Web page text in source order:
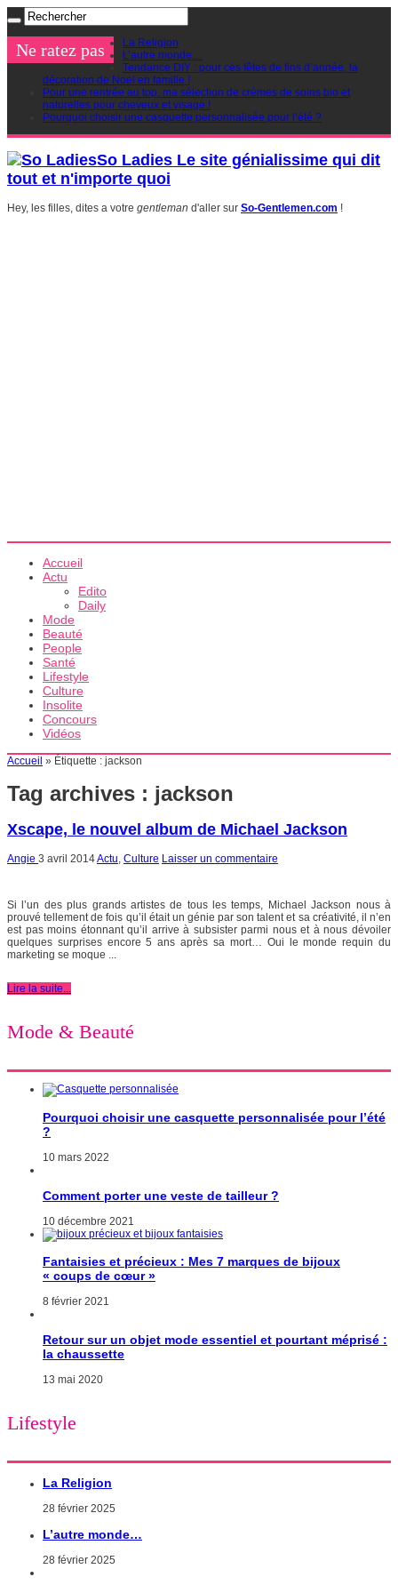
Ne ratez pas
La Religion
L’autre monde…
Tendance DIY : pour ces fêtes de fins d’année, la
décoration de Noel en famille !
Pour une rentrée au top, ma sélection de crèmes de soins bio et
naturelles pour cheveux et visage !
Pourquoi choisir une casquette personnalisée pour l’été ?
So Ladies Le site génialissime qui dit
tout et n'importe quoi
Hey, les filles, dites a votre gentleman d'aller sur So-Gentlemen.com !
Accueil
Actu
Edito
Daily
Mode
Beauté
People
Santé
Lifestyle
Culture
Insolite
Concours
Vidéos
Accueil » Étiquette : jackson
Tag archives : jackson
Xscape, le nouvel album de Michael Jackson
Angie 3 avril 2014Actu, Culture Laisser un commentaire
Si l’un des plus grands artistes de tous les temps, Michael Jackson nous à
prouvé tellement de fois qu’il était un génie par son talent et sa créativité, il n’en
est pas moins étonnant qu’il arrive à subsister parmi nous et à nous dévoiler
quelques surprises encore 5 ans après sa mort… Oui le monde requin du
marketing se moque ...
Lire la suite...
Mode & Beauté
Pourquoi choisir une casquette personnalisée pour l’été
?
10 mars 2022
Comment porter une veste de tailleur ?
10 décembre 2021
Fantaisies et précieux : Mes 7 marques de bijoux
« coups de cœur »
8 février 2021
Retour sur un objet mode essentiel et pourtant méprisé :
la chaussette
13 mai 2020
Lifestyle
La Religion
28 février 2025
L’autre monde…
28 février 2025